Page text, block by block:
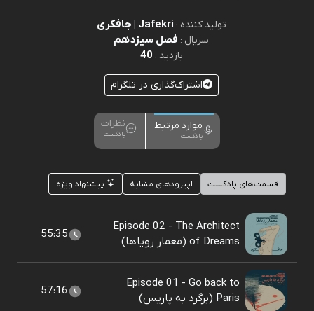
تولید کننده : Jafekri | جافکری
سریال : فصل سیزدهم
بازدید : 40
اشتراک‌گذاری در تلگرام
موارد مرتبط
پادکست
نظرات
پادکست
قسمت‌های پادکست اپیزودهای مشابه پیشنهاد ویژه
Episode 02 - The Architect
of Dreams (معمار رویاها)
55:35
Episode 01 - Go back to
Paris (برگرد به پاریس)
57:16